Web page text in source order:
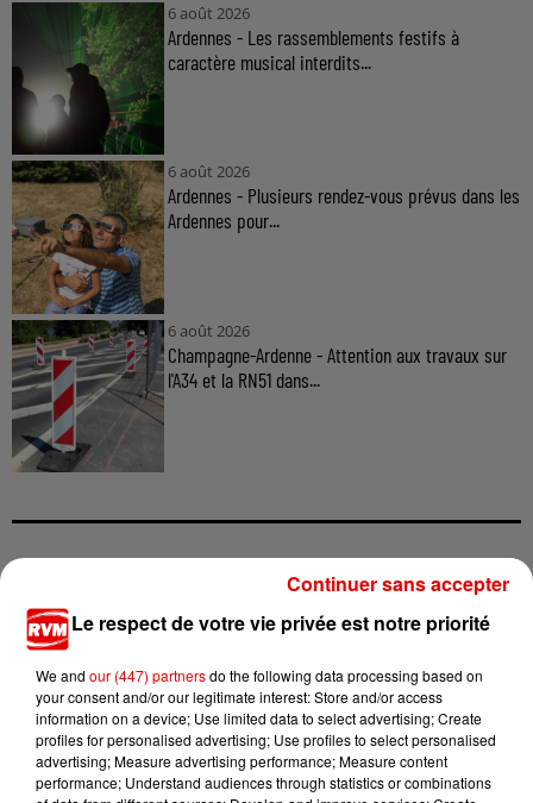
6 août 2026
Ardennes - Les rassemblements festifs à
caractère musical interdits...
6 août 2026
Ardennes - Plusieurs rendez-vous prévus dans les
Ardennes pour...
6 août 2026
Champagne-Ardenne - Attention aux travaux sur
l'A34 et la RN51 dans...
9h36
9h36 9h34
9h34 9h29
9h29
Le respect de votre vie privée est notre priorité
We and our (447) partnersdo the following data processing based on
your consent and/or our legitimate interest: Store and/or access
information on a device; Use limited data to select advertising; Create
profiles for personalised advertising; Use profiles to select personalised
advertising; Measure advertising performance; Measure content
performance; Understand audiences through statistics or combinations
Continuer sans accepter